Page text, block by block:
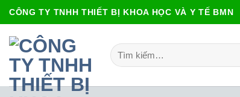
Bỏ
qua
nội
dung
CÔNG TY TNHH THIẾT BỊ KHOA HỌC VÀ Y TẾ BMN
Tìm
kiếm: